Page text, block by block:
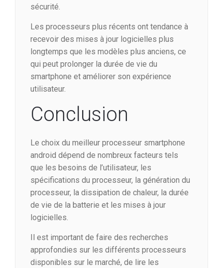
sécurité.
Les processeurs plus récents ont tendance à
recevoir des mises à jour logicielles plus
longtemps que les modèles plus anciens, ce
qui peut prolonger la durée de vie du
smartphone et améliorer son expérience
utilisateur.
Conclusion
Le choix du meilleur processeur smartphone
android dépend de nombreux facteurs tels
que les besoins de l’utilisateur, les
spécifications du processeur, la génération du
processeur, la dissipation de chaleur, la durée
de vie de la batterie et les mises à jour
logicielles.
Il est important de faire des recherches
approfondies sur les différents processeurs
disponibles sur le marché, de lire les